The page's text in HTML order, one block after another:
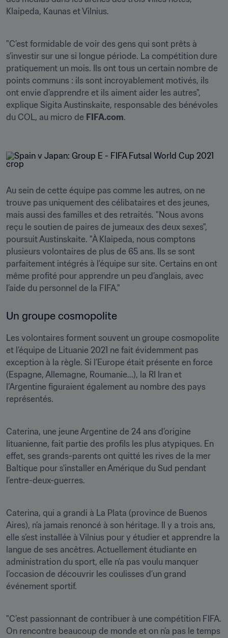
Klaipeda, Kaunas et Vilnius.
"C’est formidable de voir des gens qui sont prêts à
s’investir sur une si longue période. La compétition dure
pratiquement un mois. Ils ont tous un certain nombre de
points communs : ils sont incroyablement motivés, ils
ont envie d’apprendre et ils aiment aider les autres",
explique Sigita Austinskaite, responsable des bénévoles
du COL, au micro de FIFA.com.
Au sein de cette équipe pas comme les autres, on ne
trouve pas uniquement des célibataires et des jeunes,
mais aussi des familles et des retraités. "Nous avons
reçu le soutien de paires de jumeaux des deux sexes",
poursuit Austinskaite. "À Klaipeda, nous comptons
plusieurs volontaires de plus de 65 ans. Ils se sont
parfaitement intégrés à l’équipe sur site. Certains en ont
même profité pour apprendre un peu d’anglais, avec
l’aide du personnel de la FIFA."
Un groupe cosmopolite
Les volontaires forment souvent un groupe cosmopolite
et l’équipe de Lituanie 2021 ne fait évidemment pas
exception à la règle. Si l’Europe était présente en force
(Espagne, Allemagne, Roumanie...), la RI Iran et
l’Argentine figuraient également au nombre des pays
représentés.
Caterina, une jeune Argentine de 24 ans d’origine
lituanienne, fait partie des profils les plus atypiques. En
effet, ses grands-parents ont quitté les rives de la mer
Baltique pour s'installer en Amérique du Sud pendant
l’entre-deux-guerres.
Caterina, qui a grandi à La Plata (province de Buenos
Aires), n’a jamais renoncé à son héritage. Il y a trois ans,
elle s’est installée à Vilnius pour y étudier et apprendre la
langue de ses ancêtres. Actuellement étudiante en
administration du sport, elle n’a pas voulu manquer
l’occasion de découvrir les coulisses d’un grand
événement sportif.
"C’est passionnant de contribuer à une compétition FIFA.
On rencontre beaucoup de monde et on n’a pas le temps